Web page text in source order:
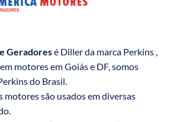
Geradoresé Diller da marca Perkins ,
motores em Goiás e DF, somos
do Brasil.
motores são usados em diversas